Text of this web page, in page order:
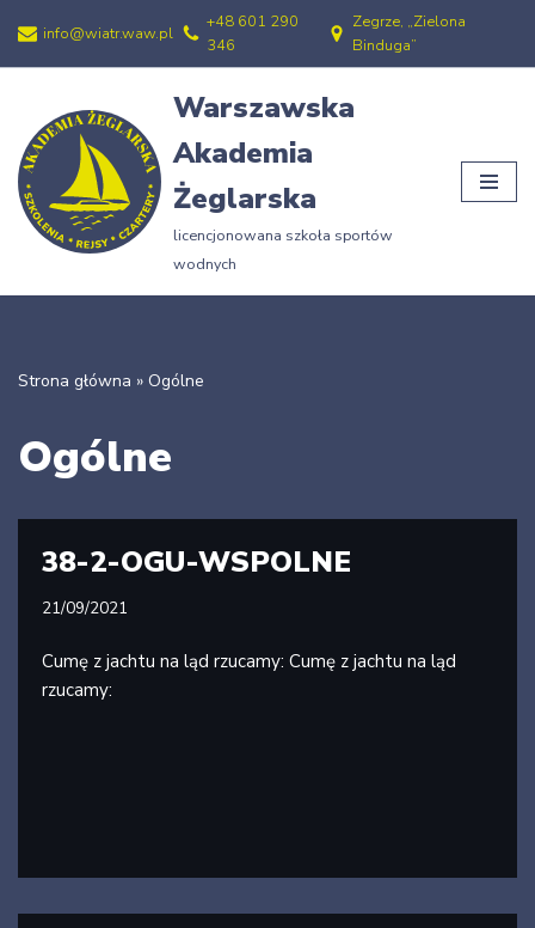
Przejdź
treści
info@wiatr.waw.pl
+48 601 290
346
Zegrze, „Zielona
Binduga”
Warszawska
Akademia
Żeglarska
licencjonowana szkoła sportów
wodnych
Strona główna » Ogólne
Ogólne
38-2-OGU-WSPOLNE
21/09/2021
Cumę z jachtu na ląd rzucamy: Cumę z jachtu na ląd
rzucamy: